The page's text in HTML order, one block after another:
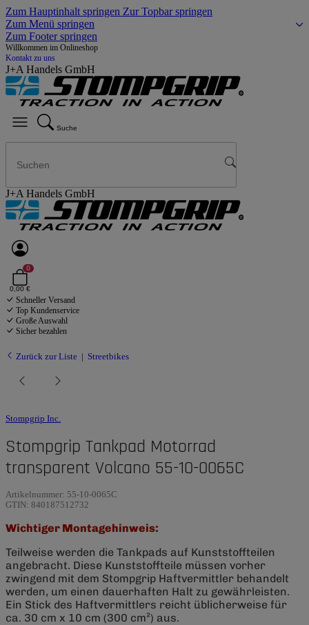
Zum Hauptinhalt springen Zur Topbar springen
Zum Menü springen
Zum Footer springen
Willkommen im Onlineshop
Kontakt zu uns
J+A Handels GmbH
Suche
J+A Handels GmbH
0
0,00 €
Schneller Versand
Top Kundenservice
Große Auswahl
Sicher bezahlen
Zurück zur Liste Streetbikes
Stompgrip Inc.
Stompgrip Tankpad Motorrad
transparent Volcano 55-10-0065C
Artikelnummer: 55-10-0065C
GTIN: 840187512732
Wichtiger Montagehinweis:
Teilweise werden die Tankpads auf Kunststoffteilen
angebracht. Diese Kunststoffteile müssen vorher
zwingend mit dem Stompgrip Haftvermittler behandelt
werden, um einen dauerhaften Halt zu gewährleisten.
Ein Stick des Haftvermittlers reicht üblicherweise für
ca. 30 cm x 10 cm (300 cm²) aus.